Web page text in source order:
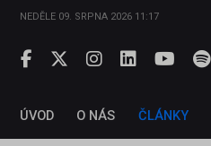
NEDĚLE 09. SRPNA 2026 11:17
ÚVOD O NÁS ČLÁNKY